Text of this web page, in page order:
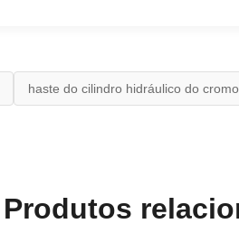
haste do cilindro hidráulico do cromo
Produtos